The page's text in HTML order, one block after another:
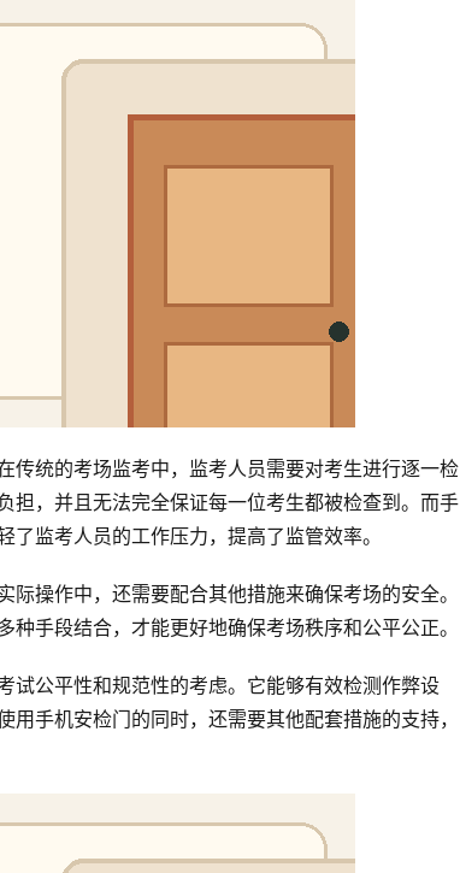
传统的考场监考中，监考人员需要对考生进行逐一检
担，并且无法完全保证每一位考生都被检查到。而手
监考人员的工作压力，提高了监管效率。
操作中，还需要配合其他措施来确保考场的安全。
手段结合，才能更好地确保考场秩序和公平公正。
试公平性和规范性的考虑。它能够有效检测作弊设
手机安检门的同时，还需要其他配套措施的支持，